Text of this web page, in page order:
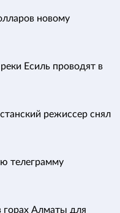
новому
Есиль проводят в
режиссер снял
телеграмму
горах Алматы для